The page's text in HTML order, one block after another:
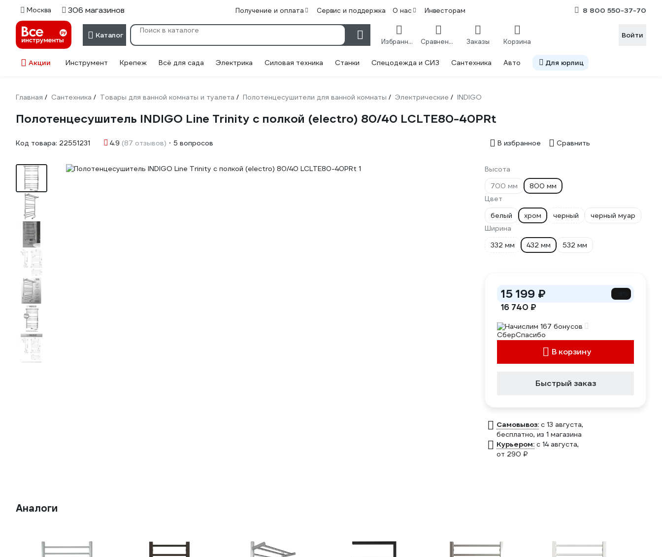
Москва 306 магазинов Получение и оплата Сервис и поддержка О нас Инвесторам 8 800 550-37-70
Каталог
Избранное Сравнение Заказы Корзина
Войти
Акции Инструмент Крепеж Всё для сада Электрика Силовая техника Станки Спецодежда и СИЗ Сантехника Авто Для юрлиц
Главная / Сантехника / Товары для ванной комнаты и туалета / Полотенцесушители для ванной комнаты / Электрические / INDIGO
Полотенцесушитель INDIGO Line Trinity с полкой (electro) 80/40 LСLTE80-40PRt
Код товара: 22551231 4.9 (87 отзывов) 5 вопросов В избранное Сравнить
Высота
700 мм
800 мм
Цвет
белый
хром черный
черный муар
Ширина
332 мм
432 мм 532 мм
15 199 ₽
16 740 ₽
Начислим 167 бонусов
В корзину
Быстрый заказ
Самовывоз: c 13 августа,
бесплатно, из 1 магазина
Курьером: c 14 августа,
от 290 ₽
Аналоги